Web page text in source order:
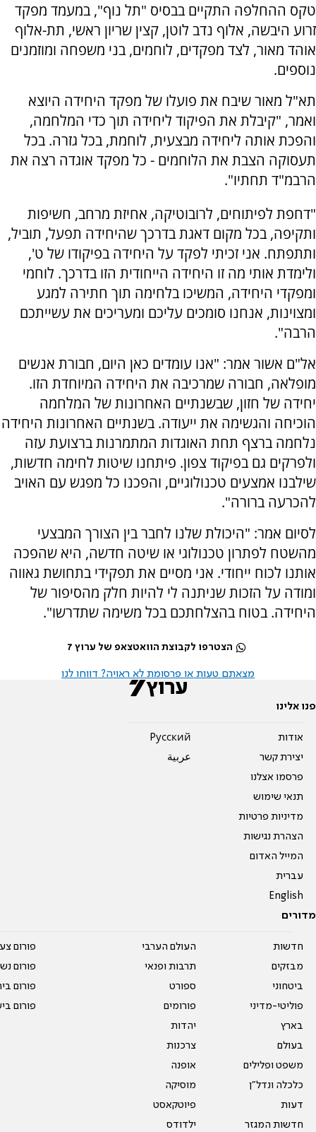
טקס ההחלפה התקיים בבסיס "תל נוף", במעמד מפקד
זרוע היבשה, אלוף נדב לוטן, קצין שריון ראשי, תת-אלוף
אוהד מאור, לצד מפקדים, לוחמים, בני משפחה ומוזמנים
נוספים.
תא"ל מאור שיבח את פועלו של מפקד היחידה היוצא
ואמר, "קיבלת את הפיקוד ליחידה תוך כדי המלחמה,
והפכת אותה ליחידה מבצעית, לוחמת, בכל גזרה. בכל
תעסוקה הצבת את הלוחמים - כל מפקד אוגדה רצה את
הרבמ"ד תחתיו".
"דחפת לפיתוחים, לרובוטיקה, אחיזת מרחב, חשיפות
ותקיפה, בכל מקום דאגת בדרכך שהיחידה תפעל, תוביל,
ותתפתח. אני זכיתי לפקד על היחידה בפיקודו של ט',
ולימדת אותי מה זו היחידה הייחודית הזו בדרכך. לוחמי
ומפקדי היחידה, המשיכו בלחימה תוך חתירה למגע
ומצוינות, אנחנו סומכים עליכם ומעריכים את עשייתכם
הרבה".
אל"ם אשור אמר: "אנו עומדים כאן היום, חבורת אנשים
מופלאה, חבורה שמרכיבה את היחידה המיוחדת הזו.
יחידה של חזון, שבשנתיים האחרונות של המלחמה
הוכיחה והגשימה את ייעודה. בשנתיים האחרונות היחידה
נלחמה ברצף תחת האוגדות המתמרנות ברצועת עזה
ולפרקים גם בפיקוד צפון. פיתחנו שיטות לחימה חדשות,
שילבנו אמצעים טכנולוגיים, והפכנו כל מפגש עם האויב
להכרעה ברורה".
לסיום אמר: "היכולת שלנו לחבר בין הצורך המבצעי
מהשטח לפתרון טכנולוגי או שיטה חדשה, היא שהפכה
אותנו לכוח ייחודי. אני מסיים את תפקידי בתחושת גאווה
ומודה על הזכות שניתנה לי להיות חלק מהסיפור של
היחידה. בטוח בהצלחתכם בכל משימה שתדרשו".
הצטרפו לקבוצת הוואטצאפ של ערוץ 7
מצאתם טעות או פרסומת לא ראויה? דווחו לנו
פנו אלינו
אודות
יצירת קשר
פרסמו אצלנו
תנאי שימוש
מדיניות פרטיות
הצהרת נגישות
המייל האדום
עברית
English
Pусский
عربية
מדורים
חדשות
מבזקים
ביטחוני
פוליטי-מדיני
בארץ
בעולם
משפט ופלילים
כלכלה ונדל"ן
דעות
חדשות המגזר
העולם הערבי
תרבות ופנאי
ספורט
פורומים
יהדות
צרכנות
אופנה
מוסיקה
פיוטקאסט
ילדודס
פורום
פורום
פורום
פורום